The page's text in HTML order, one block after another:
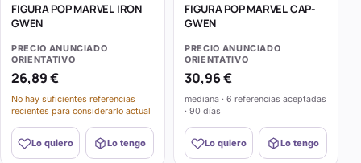
FIGURA POP MARVEL IRON
GWEN
PRECIO ANUNCIADO
ORIENTATIVO
26,89 €
No hay suficientes referencias
recientes para considerarlo actual
Lo quiero Lo tengo
FIGURA POP MARVEL CAP-
GWEN
PRECIO ANUNCIADO
ORIENTATIVO
30,96 €
mediana · 6 referencias aceptadas
· 90 días
Lo quiero Lo tengo